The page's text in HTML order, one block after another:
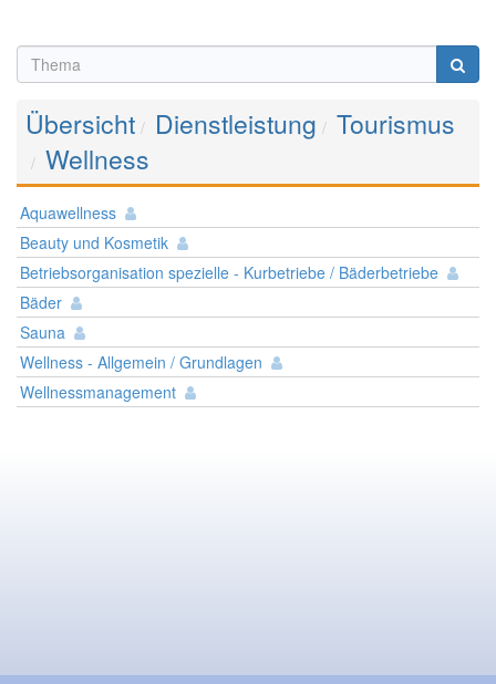
Übersicht Dienstleistung Tourismus
Wellness
Aquawellness
Beauty und Kosmetik
Betriebsorganisation spezielle - Kurbetriebe / Bäderbetriebe
Bäder
Sauna
Wellness - Allgemein / Grundlagen
Wellnessmanagement